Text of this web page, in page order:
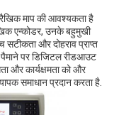
माप की आवश्यकता है
एन्कोडर, उनके बहुमुखी
और दोहराव प्राप्त
पैमाने पर डिजिटल रीडआउट
और कार्यक्षमता को और
समाधान प्रदान करता है.